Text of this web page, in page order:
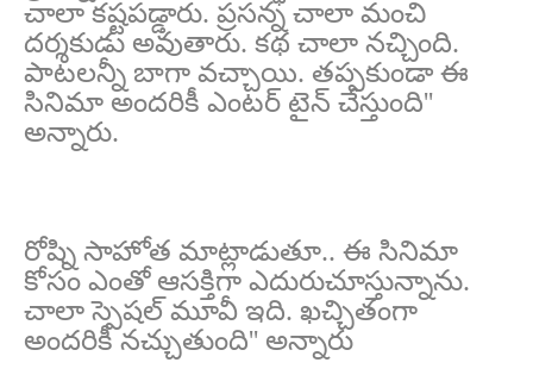
చాలా కష్టపడ్డారు. ప్రసన్న చాలా మంచి
దర్శకుడు అవుతారు. కథ చాలా నచ్చింది.
పాటలన్నీ బాగా వచ్చాయి. తప్పకుండా ఈ
సినిమా అందరికీ ఎంటర్ టైన్ చేస్తుంది''
అన్నారు.
రోష్ని సాహోత మాట్లాడుతూ.. ఈ సినిమా
కోసం ఎంతో ఆసక్తిగా ఎదురుచూస్తున్నాను.
చాలా స్పెషల్ మూవీ ఇది. ఖచ్చితంగా
అందరికీ నచ్చుతుంది'' అన్నారు